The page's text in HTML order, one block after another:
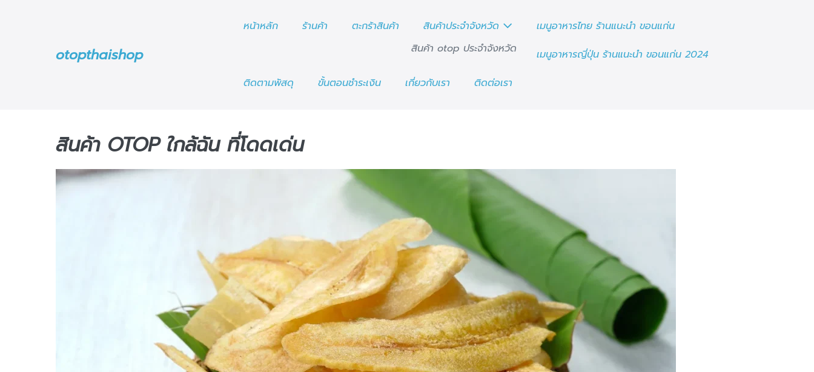
otopthaishop
หน้าหลัก ร้านค้า ตะกร้าสินค้า
สินค้าประจำจังหวัด
สินค้า otop ประจำจังหวัด
เมนูอาหารไทย ร้านแนะนำ ขอนแก่น
เมนูอาหารญี่ปุ่น ร้านแนะนำ ขอนแก่น 2024
ติดตามพัสดุ
ขั้นตอนชำระเงิน เกี่ยวกับเรา ติดต่อเรา
สินค้า OTOP ใกล้ฉัน ที่โดดเด่น